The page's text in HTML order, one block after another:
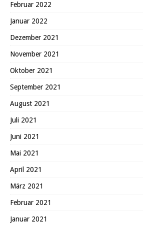
Februar 2022
Januar 2022
Dezember 2021
November 2021
Oktober 2021
September 2021
August 2021
Juli 2021
Juni 2021
Mai 2021
April 2021
März 2021
Februar 2021
Januar 2021